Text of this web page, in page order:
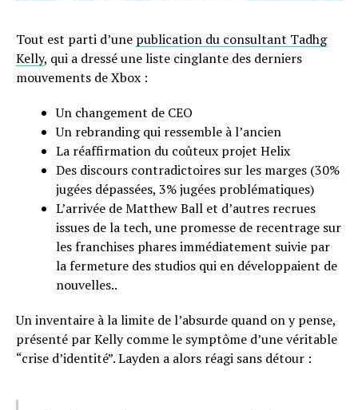
Tout est parti d’une publication du consultant Tadhg
Kelly, qui a dressé une liste cinglante des derniers
mouvements de Xbox :
Un changement de CEO
Un rebranding qui ressemble à l’ancien
La réaffirmation du coûteux projet Helix
Des discours contradictoires sur les marges (30%
jugées dépassées, 3% jugées problématiques)
L’arrivée de Matthew Ball et d’autres recrues
issues de la tech, une promesse de recentrage sur
les franchises phares immédiatement suivie par
la fermeture des studios qui en développaient de
nouvelles..
Un inventaire à la limite de l’absurde quand on y pense,
présenté par Kelly comme le symptôme d’une véritable
“crise d’identité”. Layden a alors réagi sans détour :